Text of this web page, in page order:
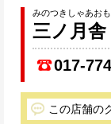
みのつきしゃあお
三ノ月
017-
この店舗の